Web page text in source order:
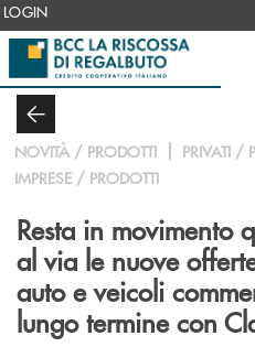
Salta al contenuto principale
LOGIN
NOVITÀ / PRODOTTI
PRIVATI /
IMPRESE / PRODOTTI
Resta in movimento
al via le nuove
auto e veicoli
lungo termine con